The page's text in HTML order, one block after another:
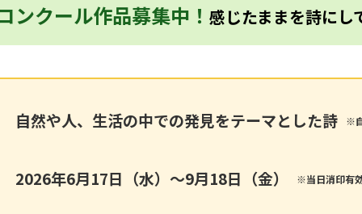
ンクール作品募集中！ 感じたままを詩にし
自然や人、生活の中での発見をテーマとした詩 ※
2026年6月17日（水）～9月18日（金） ※当日消印有